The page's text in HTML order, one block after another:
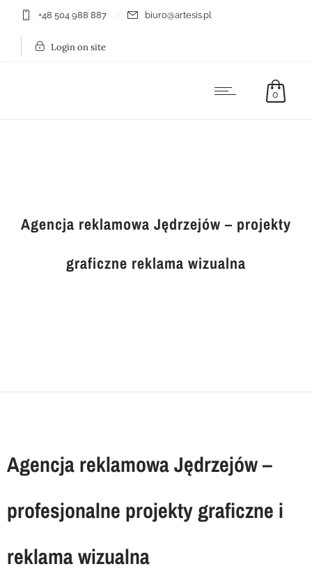
+48 504 988 887 biuro@artesis.pl
Login on site
0
Agencja reklamowa Jędrzejów – projekty
graficzne reklama wizualna
Agencja reklamowa Jędrzejów –
profesjonalne projekty graficzne i
reklama wizualna